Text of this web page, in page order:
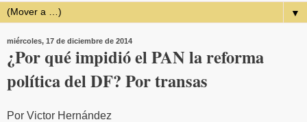
▼
miércoles, 17 de diciembre de 2014
¿Por qué impidió el PAN la reforma
política del DF? Por transas
Por Victor Hernández